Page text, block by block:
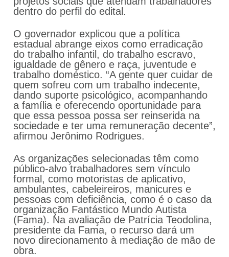
dentro do perfil do edital.
O governador explicou que a política
estadual abrange eixos como erradicação
do trabalho infantil, do trabalho escravo,
igualdade de gênero e raça, juventude e
trabalho doméstico. “A gente quer cuidar de
quem sofreu com um trabalho indecente,
dando suporte psicológico, acompanhando
a família e oferecendo oportunidade para
que essa pessoa possa ser reinserida na
sociedade e ter uma remuneração decente”,
afirmou Jerônimo Rodrigues.
As organizações selecionadas têm como
público-alvo trabalhadores sem vínculo
formal, como motoristas de aplicativo,
ambulantes, cabeleireiros, manicures e
pessoas com deficiência, como é o caso da
organização Fantástico Mundo Autista
(Fama). Na avaliação de Patrícia Teodolina,
presidente da Fama, o recurso dará um
novo direcionamento à mediação de mão de
obra.